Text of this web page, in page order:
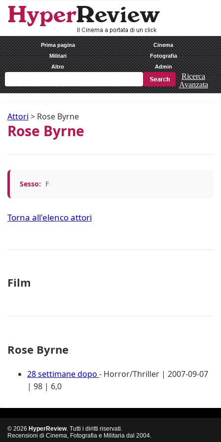
Prima pagina
Cinema
Militari
Fotografia
Altro
Admin
Ricerca
Avanzata
Attori > Rose Byrne
Rose Byrne
Sesso: F
Torna all'elenco attori
Film
Rose Byrne
28 settimane dopo - Horror/Thriller | 2007-09-07
| 98 | 6,0
© 2026 HyperReview. Tutti i diritti riservati.
Recensioni di Cinema, Fotografia e Militaria dal 2004.